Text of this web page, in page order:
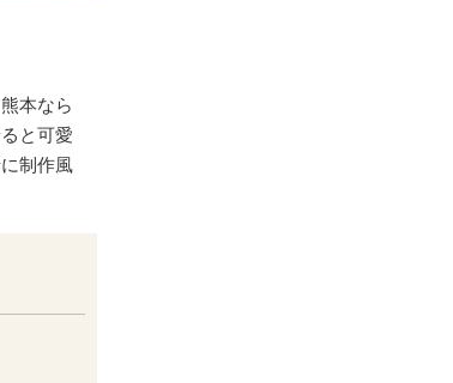
本なら
と可愛
制作風